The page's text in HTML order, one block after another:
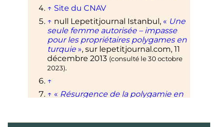
↑ Site du CNAV
↑ null Lepetitjournal Istanbul, « Une
seule femme autorisée – impasse
pour les propriétaires polygames en
turquie », sur lepetitjournal.com, 11
décembre 2013 (consulté le30 octobre
2023).
↑
↑ « Résurgence de la polygamie en
2023).